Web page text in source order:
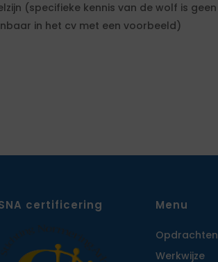
(specifieke kennis van de wolf is geen
in het cv met een voorbeeld)
certificering Menu
Opdrachten
Werkwijze